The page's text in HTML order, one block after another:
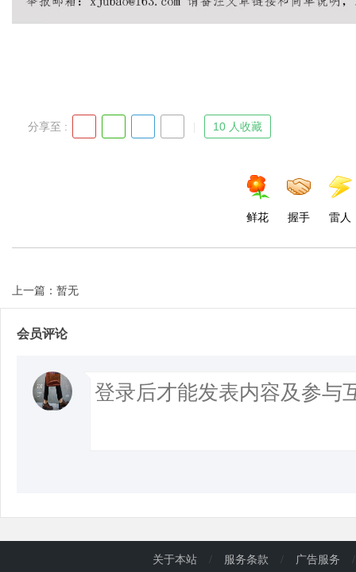
分享至 : 10 人收藏
鲜花 握手 雷人
上一篇：暂无
会员评论
关于本站 / 服务条款 / 广告服务 /